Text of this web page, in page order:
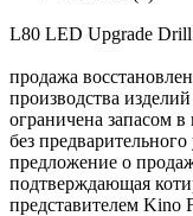
L80 LED Upgrade Drill
продажа
производства
ограничена запасом
без
предложение о
подтверждающая
представителем Kino